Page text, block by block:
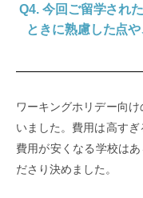
Q4. 今回ご留学され
ときに熟慮した点
ワーキングホリデー向
いました。費用は高す
費用が安くなる学校は
ださり決めました。